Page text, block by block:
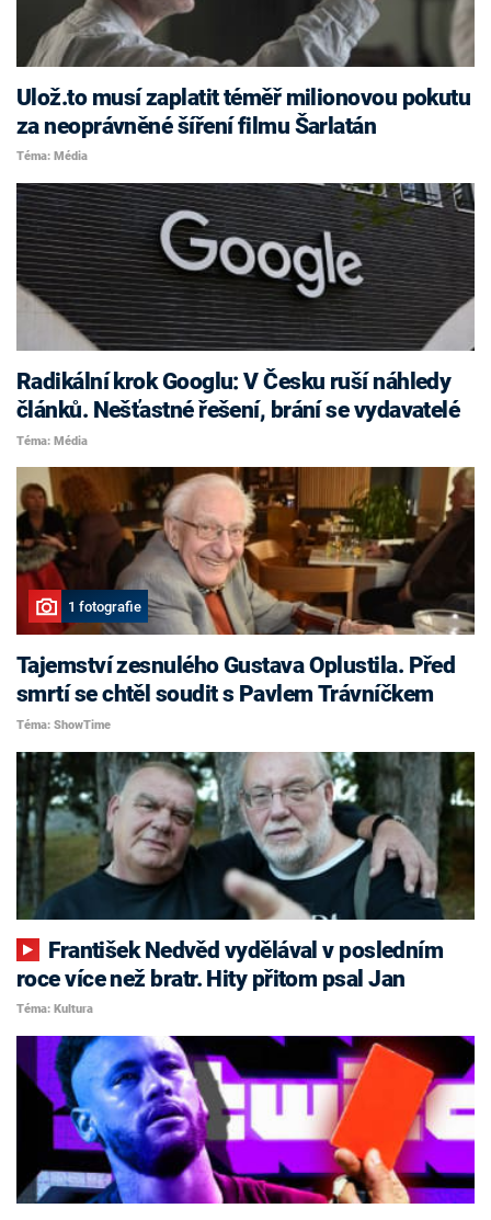
Ulož.to musí zaplatit téměř milionovou pokutu
za neoprávněné šíření filmu Šarlatán
Téma: Média
Radikální krok Googlu: V Česku ruší náhledy
článků. Nešťastné řešení, brání se vydavatelé
Téma: Média
1 fotografie
Tajemství zesnulého Gustava Oplustila. Před
smrtí se chtěl soudit s Pavlem Trávníčkem
Téma: ShowTime
roce více než bratr. Hity přitom psal Jan
Téma: Kultura